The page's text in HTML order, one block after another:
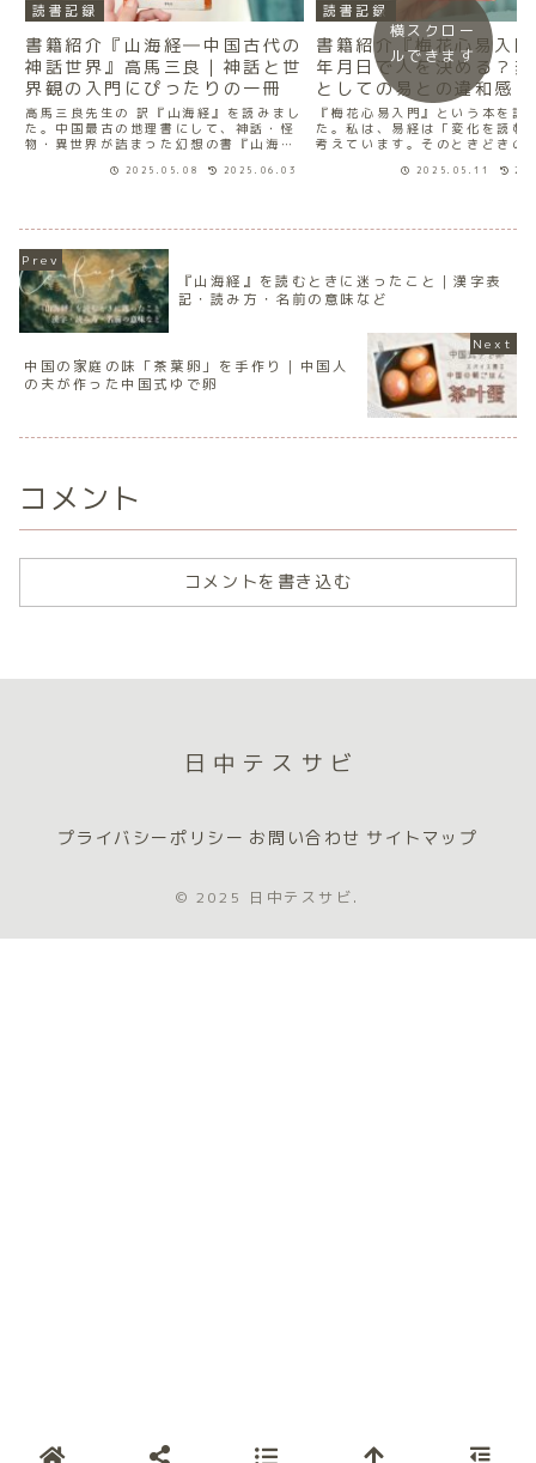
読書記録
書籍紹介『山海経―中国古代の
神話世界』高馬三良｜神話と世
界観の入門にぴったりの一冊
高馬三良先生の 訳『山海経』を読みまし
た。中国最古の地理書にして、神話・怪
物・異世界が詰まった幻想の書『山海経
も、原文で読むにはハードルが高く、な
2025.05.08 2025.06.03
読書記録
書籍紹介『梅花心易入
年月日で人を決める？
としての易との違和感
『梅花心易入門』という本を読
た。私は、易経は「変化を読む
考えています。そのときどきの
れる、直感力を磨くためのもの
2025.05.11
横スクロー
ルできます
『山海経』を読むときに迷ったこと｜漢字表
記・読み方・名前の意味など
中国の家庭の味「茶葉卵」を手作り｜中国人
の夫が作った中国式ゆで卵
コメント
コメントを書き込む
日中テスサビ
プライバシーポリシー お問い合わせ サイトマップ
© 2025 日中テスサビ.